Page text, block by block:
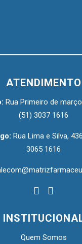
ATENDIMENTO
Rua Primeiro de
(51) 3037 1616
Rua Lima e Silva,
3065 1616
Quem Somos